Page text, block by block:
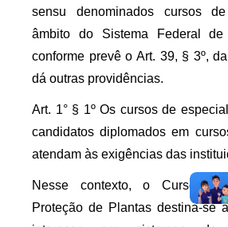
sensu denominados cursos
âmbito do Sistema Federal de
conforme prevê o Art. 39, § 3º,
dá outras providências.
Art. 1° § 1º Os cursos de
candidatos diplomados em
atendam às exigências das
Nesse contexto, o Curso de
Proteção de Plantas destina-se